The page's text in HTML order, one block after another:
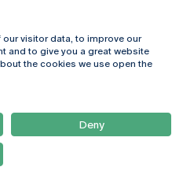
Campus Online
Webmail
Como Chegar
Newsletter
visitor data, to improve our
and to give you a great website
the cookies we use open the
Deny